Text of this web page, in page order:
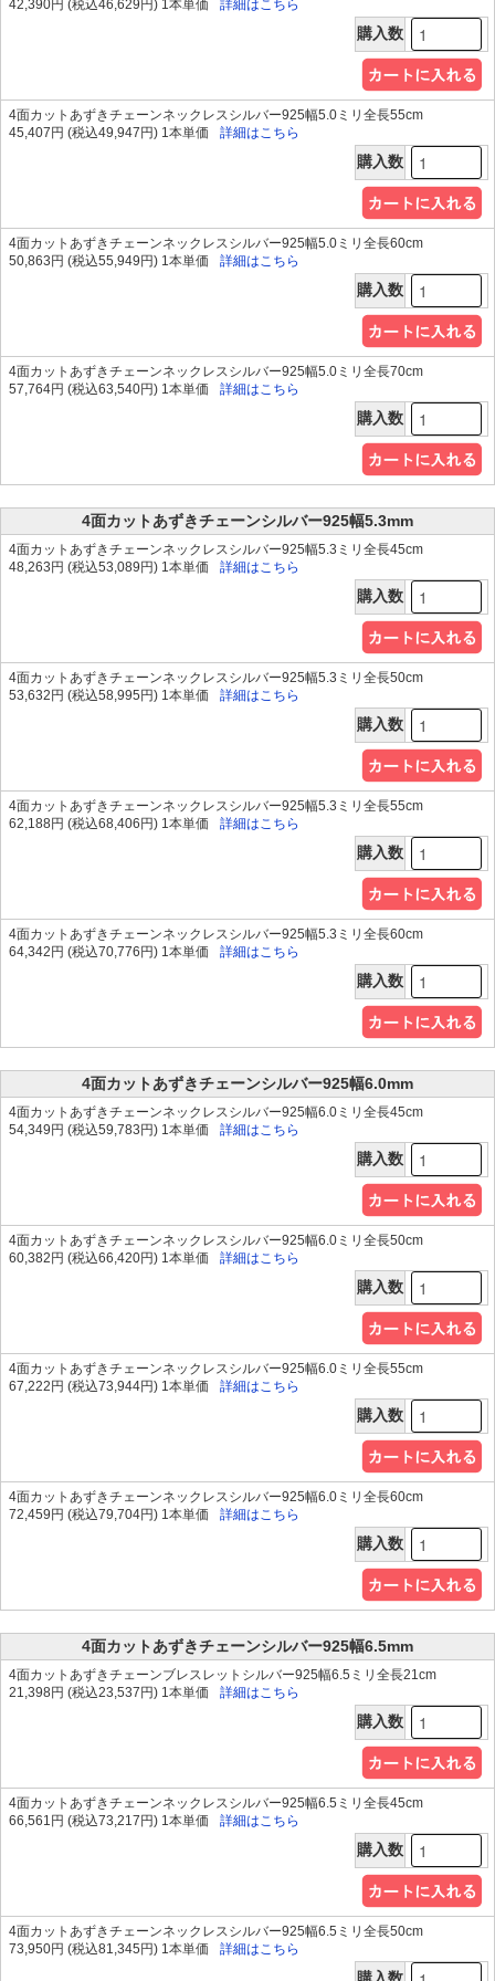
42,390円 (税込46,629円) 1本単価 詳細はこちら
購入数
4面カットあずきチェーンネックレスシルバー925幅5.0ミリ全長55cm
45,407円 (税込49,947円) 1本単価
詳細はこちら
購入数
4面カットあずきチェーンネックレスシルバー925幅5.0ミリ全長60cm
50,863円 (税込55,949円) 1本単価
詳細はこちら
購入数
4面カットあずきチェーンネックレスシルバー925幅5.0ミリ全長70cm
57,764円 (税込63,540円) 1本単価
詳細はこちら
購入数
4面カットあずきチェーンシルバー925幅5.3mm
4面カットあずきチェーンネックレスシルバー925幅5.3ミリ全長45cm
48,263円 (税込53,089円) 1本単価
詳細はこちら
購入数
4面カットあずきチェーンネックレスシルバー925幅5.3ミリ全長50cm
53,632円 (税込58,995円) 1本単価
詳細はこちら
購入数
4面カットあずきチェーンネックレスシルバー925幅5.3ミリ全長55cm
62,188円 (税込68,406円) 1本単価
詳細はこちら
購入数
4面カットあずきチェーンネックレスシルバー925幅5.3ミリ全長60cm
64,342円 (税込70,776円) 1本単価
詳細はこちら
購入数
4面カットあずきチェーンシルバー925幅6.0mm
4面カットあずきチェーンネックレスシルバー925幅6.0ミリ全長45cm
54,349円 (税込59,783円) 1本単価
詳細はこちら
購入数
4面カットあずきチェーンネックレスシルバー925幅6.0ミリ全長50cm
60,382円 (税込66,420円) 1本単価
詳細はこちら
購入数
4面カットあずきチェーンネックレスシルバー925幅6.0ミリ全長55cm
67,222円 (税込73,944円) 1本単価
詳細はこちら
購入数
4面カットあずきチェーンネックレスシルバー925幅6.0ミリ全長60cm
72,459円 (税込79,704円) 1本単価
詳細はこちら
購入数
4面カットあずきチェーンシルバー925幅6.5mm
4面カットあずきチェーンブレスレットシルバー925幅6.5ミリ全長21cm
21,398円 (税込23,537円) 1本単価
詳細はこちら
購入数
4面カットあずきチェーンネックレスシルバー925幅6.5ミリ全長45cm
66,561円 (税込73,217円) 1本単価
詳細はこちら
購入数
4面カットあずきチェーンネックレスシルバー925幅6.5ミリ全長50cm
73,950円 (税込81,345円) 1本単価
詳細はこちら
購入数